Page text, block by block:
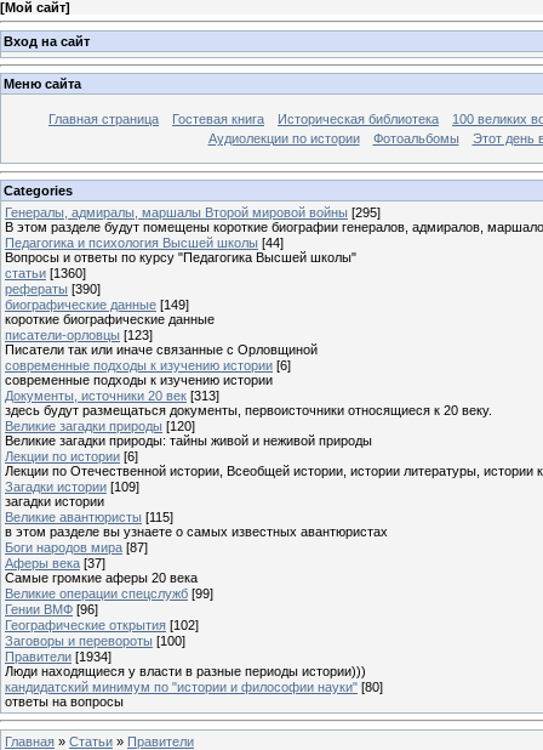
[Мой сайт]
Вход на сайт
Меню сайта
Главная страница Гостевая книга Историческая библиотека
100 великих
Аудиолекции по истории
Фотоальбомы Этот день
Categories
Генералы, адмиралы, маршалы Второй мировой войны [295]
В этом разделе будут помещены короткие биографии генералов, адмиралов,
Педагогика и психология Высшей школы [44]
Вопросы и ответы по курсу "Педагогика Высшей школы"
статьи [1360]
рефераты [390]
биографические данные [149]
короткие биографические данные
писатели-орловцы [123]
Писатели так или иначе связанные с Орловщиной
современные подходы к изучению истории [6]
современные подходы к изучению истории
Документы, источники 20 век [313]
здесь будут размещаться документы, первоисточники относящиеся к 20 веку.
Великие загадки природы [120]
Великие загадки природы: тайны живой и неживой природы
Лекции по истории [6]
Лекции по Отечественной истории, Всеобщей истории, истории литературы, истории
Загадки истории [109]
загадки истории
Великие авантюристы [115]
в этом разделе вы узнаете о самых известных авантюристах
Боги народов мира [87]
Аферы века [37]
Самые громкие аферы 20 века
Великие операции спецслужб [99]
Гении ВМФ [96]
Географические открытия [102]
Заговоры и перевороты [100]
Правители [1934]
Люди находящиеся у власти в разные периоды истории)))
кандидатский минимум по "истории и философии науки" [80]
ответы на вопросы
Главная » Статьи » Правители